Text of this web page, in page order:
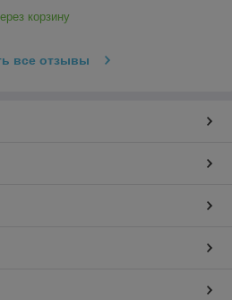
корзину
все отзывы